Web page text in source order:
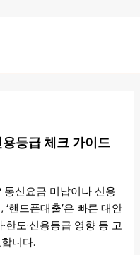
용등급 체크 가이드
신요금 미납이나 신용
핸드폰대출’은 빠른 대안
한도·신용등급 영향 등 고
니다.